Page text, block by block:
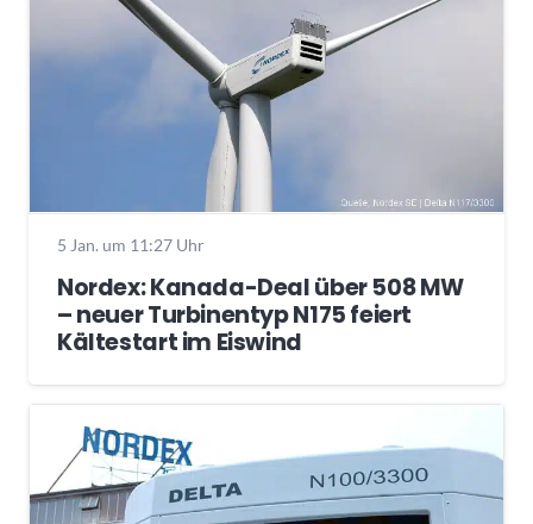
5 Jan. um 11:27 Uhr
Nordex: Kanada-Deal über 508 MW
– neuer Turbinentyp N175 feiert
Kältestart im Eiswind